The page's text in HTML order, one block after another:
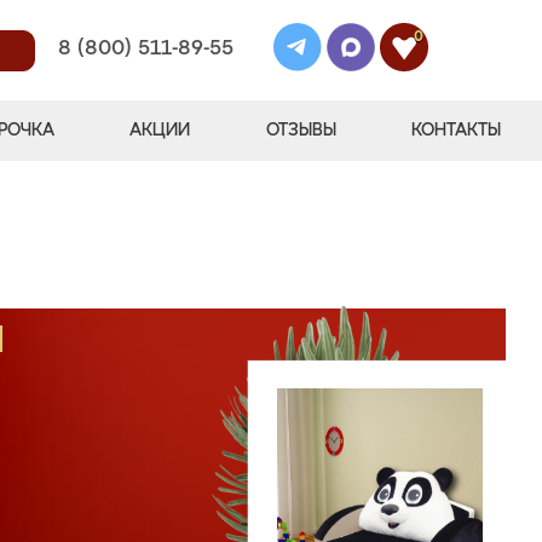
8 (800) 511-89-55
0
АКЦИИ ОТЗЫВЫ КОНТАКТЫ